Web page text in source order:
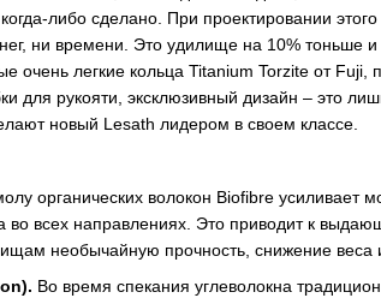
либо сделано. При проектировании
ни времени. Это удилище на 10% тоньше и
очень легкие кольца Titanium Torzite от Fuji,
для рукояти, эксклюзивный дизайн – это
новый Lesath лидером в своем классе.
органических волокон Biofibre усиливает
во всех направлениях. Это приводит к
необычайную прочность, снижение веса
). Во время спекания углеволокна